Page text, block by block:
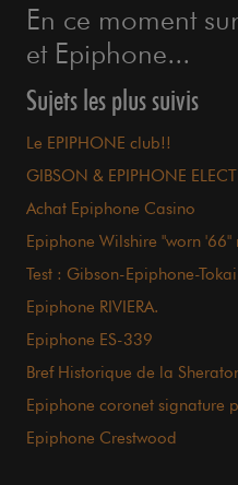
En ce moment
et Epiphone...
Sujets les plus suivis
Le EPIPHONE club!!
GIBSON & EPIPHONE
Achat Epiphone Casino
Epiphone Wilshire "worn '66"
Test : Gibson-Epiphone-
Epiphone RIVIERA.
Epiphone ES-339
Bref Historique de la
Epiphone coronet signature
Epiphone Crestwood